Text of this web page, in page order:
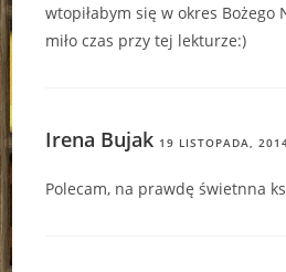
wtopiłabym się w okres Bożego
miło czas przy tej lekturze:)
Irena Bujak 19 LISTOPADA,
Polecam, na prawdę świetnna